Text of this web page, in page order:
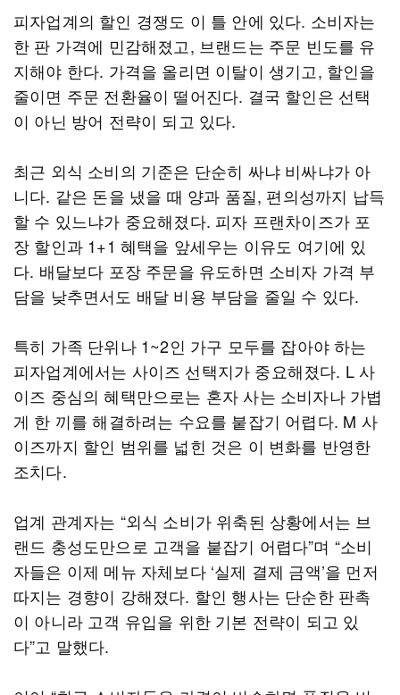
피자업계의 할인 경쟁도 이 틀 안에 있다. 소비자는
한 판 가격에 민감해졌고, 브랜드는 주문 빈도를 유
지해야 한다. 가격을 올리면 이탈이 생기고, 할인을
줄이면 주문 전환율이 떨어진다. 결국 할인은 선택
이 아닌 방어 전략이 되고 있다.
최근 외식 소비의 기준은 단순히 싸냐 비싸냐가 아
니다. 같은 돈을 냈을 때 양과 품질, 편의성까지 납득
할 수 있느냐가 중요해졌다. 피자 프랜차이즈가 포
장 할인과 1+1 혜택을 앞세우는 이유도 여기에 있
다. 배달보다 포장 주문을 유도하면 소비자 가격 부
담을 낮추면서도 배달 비용 부담을 줄일 수 있다.
특히 가족 단위나 1~2인 가구 모두를 잡아야 하는
피자업계에서는 사이즈 선택지가 중요해졌다. L 사
이즈 중심의 혜택만으로는 혼자 사는 소비자나 가볍
게 한 끼를 해결하려는 수요를 붙잡기 어렵다. M 사
이즈까지 할인 범위를 넓힌 것은 이 변화를 반영한
조치다.
업계 관계자는 “외식 소비가 위축된 상황에서는 브
랜드 충성도만으로 고객을 붙잡기 어렵다”며 “소비
자들은 이제 메뉴 자체보다 ‘실제 결제 금액’을 먼저
따지는 경향이 강해졌다. 할인 행사는 단순한 판촉
이 아니라 고객 유입을 위한 기본 전략이 되고 있
다”고 말했다.